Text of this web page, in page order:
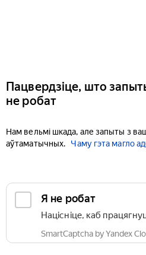
Пацвердзіце, што
не робат
Нам вельмі шкада, але запыты з
аўтаматычных.
Чаму гэта магло
Я не робат
Націсніце, каб
SmartCaptcha by Yandex